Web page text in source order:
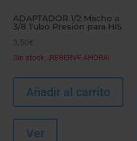
ADAPTADOR 1/2 Macho a
3/8 Tubo Presión para HIS
3,50€
Sin stock, ¡RESERVE AHORA!
Añadir al carrito
Ver